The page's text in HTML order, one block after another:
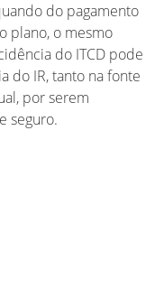
do pagamento
plano, o mesmo
do ITCD pode
do IR, tanto na fonte
por serem
seguro.